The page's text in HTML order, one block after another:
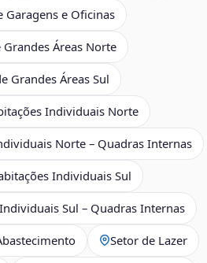
Garagens e Oficinas
Grandes Áreas Norte
Grandes Áreas Sul
Individuais Norte
Norte – Quadras Internas
Individuais Sul
Sul – Quadras Internas
Setor de Lazer